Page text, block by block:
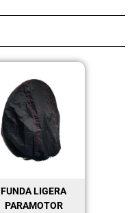
FUNDA LIGERA
PARAMOTOR